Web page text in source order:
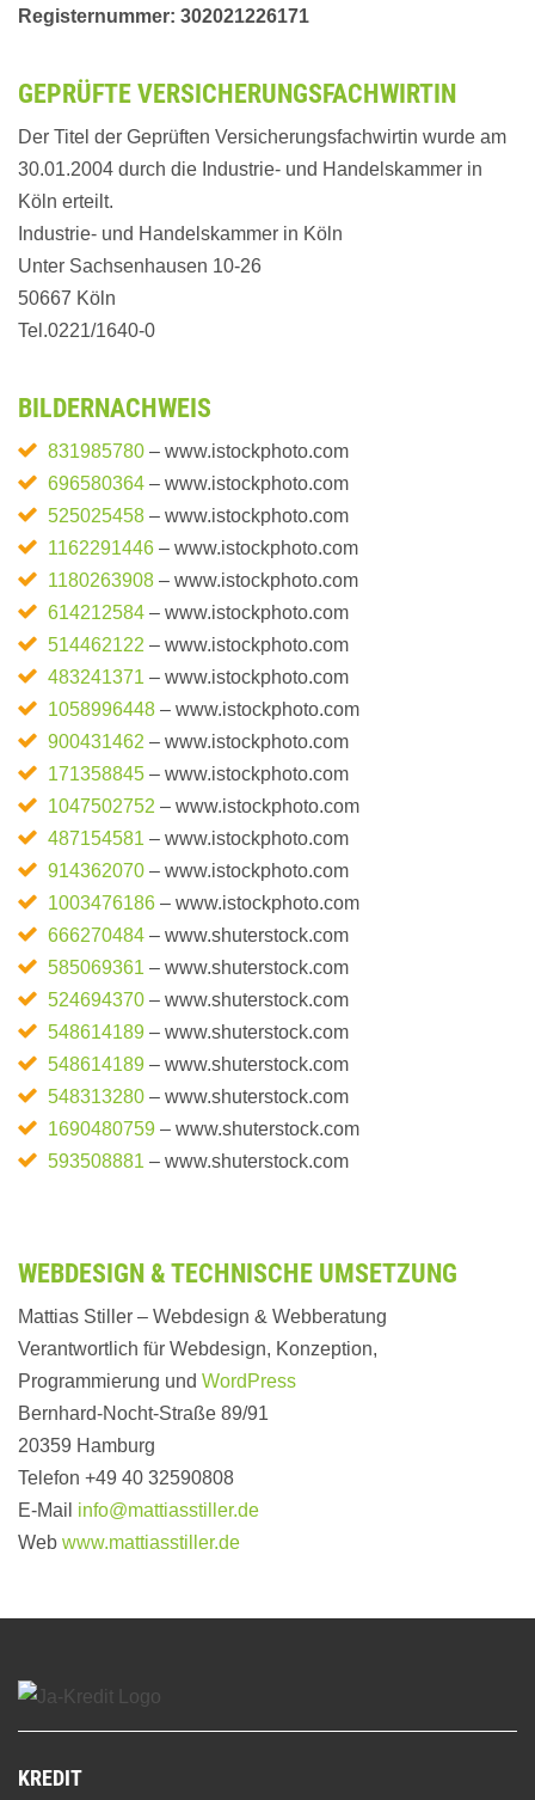
Registernummer: 302021226171
GEPRÜFTE VERSICHERUNGSFACHWIRTIN
Der Titel der Geprüften Versicherungsfachwirtin wurde am
30.01.2004 durch die Industrie- und Handelskammer in
Köln erteilt.
Industrie- und Handelskammer in Köln
Unter Sachsenhausen 10-26
50667 Köln
Tel.0221/1640-0
BILDERNACHWEIS
831985780 – www.istockphoto.com
696580364 – www.istockphoto.com
525025458 – www.istockphoto.com
1162291446 – www.istockphoto.com
1180263908 – www.istockphoto.com
614212584 – www.istockphoto.com
514462122 – www.istockphoto.com
483241371 – www.istockphoto.com
1058996448 – www.istockphoto.com
900431462 – www.istockphoto.com
171358845 – www.istockphoto.com
1047502752 – www.istockphoto.com
487154581 – www.istockphoto.com
914362070 – www.istockphoto.com
1003476186 – www.istockphoto.com
666270484 – www.shuterstock.com
585069361 – www.shuterstock.com
524694370 – www.shuterstock.com
548614189 – www.shuterstock.com
548614189 – www.shuterstock.com
548313280 – www.shuterstock.com
1690480759 – www.shuterstock.com
593508881 – www.shuterstock.com
WEBDESIGN & TECHNISCHE UMSETZUNG
Mattias Stiller – Webdesign & Webberatung
Verantwortlich für Webdesign, Konzeption,
Programmierung und WordPress
Bernhard-Nocht-Straße 89/91
20359 Hamburg
Telefon +49 40 32590808
E-Mail info@mattiasstiller.de
Web www.mattiasstiller.de
KREDIT